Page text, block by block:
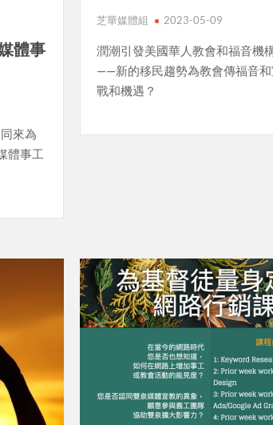
體事
來為
體事工
芝華媒體組 2023-05-09
潤潮引發美國華人教會和福音機
——新的移民趨勢為教會傳福音
戰和機遇？